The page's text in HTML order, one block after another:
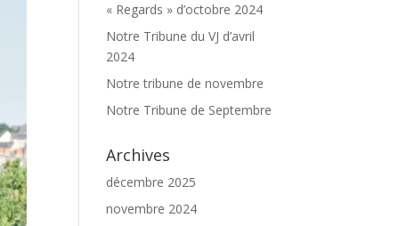
« Regards » d’octobre 2024
Notre Tribune du VJ d’avril
2024
Notre tribune de novembre
Notre Tribune de Septembre
Archives
décembre 2025
novembre 2024